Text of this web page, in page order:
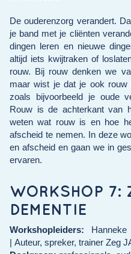
De ouderenzorg verandert.
je band met je cliënten
dingen leren en nieuwe
altijd iets kwijtraken of
rouw. Bij rouw denken we
maar wist je dat je ook
zoals bijvoorbeeld je oude
Rouw is de achterkant van
weten wat rouw is en hoe
afscheid te nemen. In deze
en afscheid en gaan we in
ervaren.
WORKSHOP 7:
DEMENTIE
Workshopleiders:
| Auteur, spreker, trainer Zeg